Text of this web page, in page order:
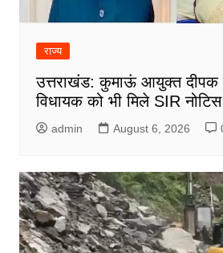
राज्य
उत्तराखंड: कुमाऊं आयुक्त दीपक
विधायक को भी मिले SIR नोटिस
admin August 6, 2026